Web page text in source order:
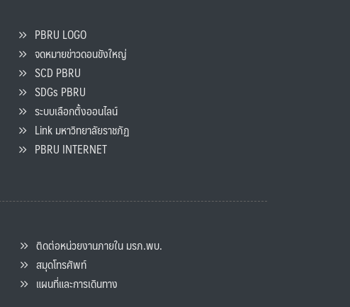
PBRU LOGO
จดหมายข่าวดอนขังใหญ่
SCD PBRU
SDGs PBRU
ระบบเลือกตั้งออนไลน์
Link มหาวิทยาลัยราชภัฏ
PBRU INTERNET
ติดต่อหน่วยงานภายใน มรภ.พบ.
สมุดโทรศัพท์
แผนที่และการเดินทาง